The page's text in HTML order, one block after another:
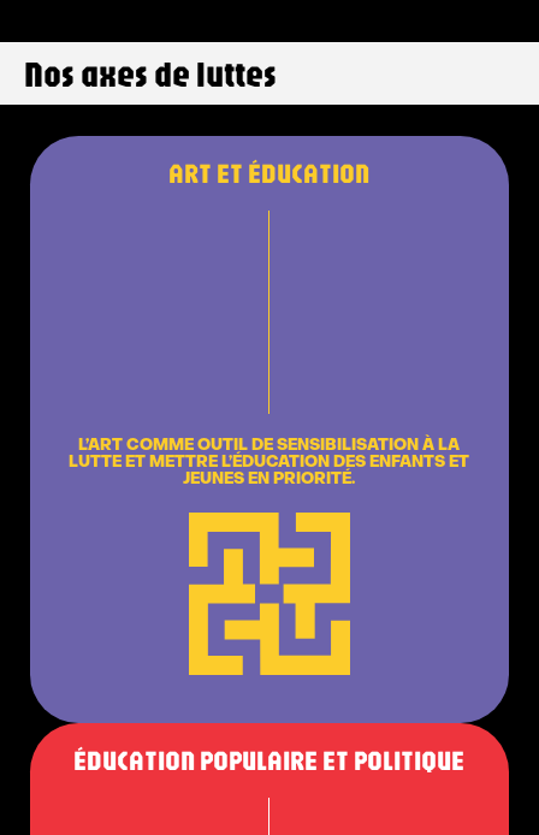
Nos axes de luttes
ART ET ÉDUCATION
L’ART COMME OUTIL DE SENSIBILISATION À LA
LUTTE ET METTRE L’ÉDUCATION DES ENFANTS ET
JEUNES EN PRIORITÉ.
ÉDUCATION POPULAIRE ET POLITIQUE